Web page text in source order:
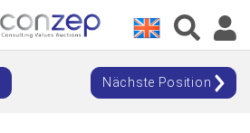
Nächste Position